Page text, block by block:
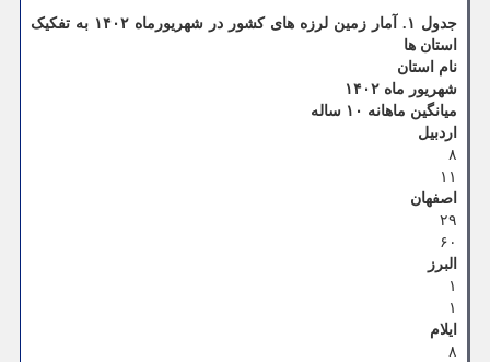
جدول ۱. آمار زمین لرزه های کشور در شهریورماه ۱۴۰۲ به تفکیک
استان ها
نام استان
شهریور ماه ۱۴۰۲
میانگین ماهانه ۱۰ ساله
اردبیل
۸
۱۱
اصفهان
۲۹
۶۰
البرز
۱
۱
ایلام
۸